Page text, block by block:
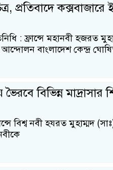
প্রতিবাদে
: ফ্রান্সে মহানবী হজরত
আন্দোলন বাংলাদেশ কেন্দ্র
বিভিন্ন মাদ্রাসার
বিশ্ব নবী হযরত মুহাম্মদ